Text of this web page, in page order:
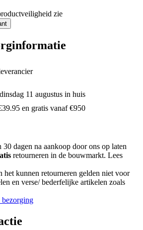
zie
11 augustus in huis
en gratis vanaf €950
dagen na aankoop door ons op laten
retourneren in de bouwmarkt. Lees
het kunnen retourneren gelden niet voor
en verse/ bederfelijke artikelen zoals